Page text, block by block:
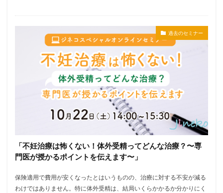
過去のセミナー
「不妊治療は怖くない！体外受精ってどんな治療？〜専
門医が授かるポイントを伝えます〜」
保険適用で費用が安くなったとはいうものの、治療に対する不安が減る
わけではありません。特に体外受精は、結局いくらかかるか分かりにく